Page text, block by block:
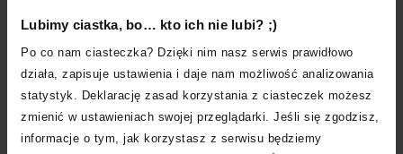
Lubimy ciastka, bo… kto ich nie lubi? ;)
Po co nam ciasteczka? Dzięki nim nasz serwis prawidłowo
działa, zapisuje ustawienia i daje nam możliwość analizowania
statystyk. Deklarację zasad korzystania z ciasteczek możesz
zmienić w ustawieniach swojej przeglądarki. Jeśli się zgodzisz,
informacje o tym, jak korzystasz z serwisu będziemy
UŻYTKOWNIKÓW SOCIAL MEDIÓW I WIDZÓW
INTERNETOWYCH VLOGÓW. FILMY, W KTÓRYCH
TWÓRCY UKAZUJĄ ZAWARTOŚĆ SWOICH […]